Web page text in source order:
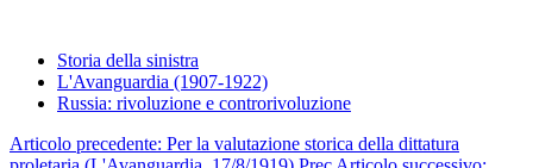
Storia della sinistra
L'Avanguardia (1907-1922)
Russia: rivoluzione e controrivoluzione
Articolo precedente: Per la valutazione storica della dittatura